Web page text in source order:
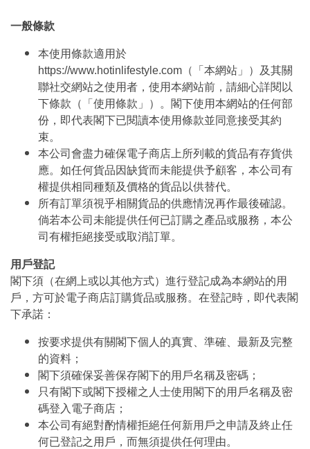
一般條款
本使用條款適用於
https://www.hotinlifestyle.com（「本網站」）及其關
聯社交網站之使用者，使用本網站前，請細心詳閱以
下條款（「使用條款」）。閣下使用本網站的任何部
份，即代表閣下已閱讀本使用條款並同意接受其約
束。
本公司會盡力確保電子商店上所列載的貨品有存貨供
應。如任何貨品因缺貨而未能提供予顧客，本公司有
權提供相同種類及價格的貨品以供替代。
所有訂單須視乎相關貨品的供應情況再作最後確認。
倘若本公司未能提供任何已訂購之產品或服務，本公
司有權拒絕接受或取消訂單。
用戶登記
閣下須（在網上或以其他方式）進行登記成為本網站的用
戶，方可於電子商店訂購貨品或服務。在登記時，即代表閣
下承諾：
按要求提供有關閣下個人的真實、準確、最新及完整
的資料；
閣下須確保妥善保存閣下的用戶名稱及密碼；
只有閣下或閣下授權之人士使用閣下的用戶名稱及密
碼登入電子商店；
本公司有絕對酌情權拒絕任何新用戶之申請及終止任
何已登記之用戶，而無須提供任何理由。